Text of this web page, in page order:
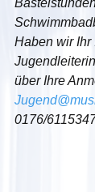
Haben wir Ihr
über Ihre
0176/